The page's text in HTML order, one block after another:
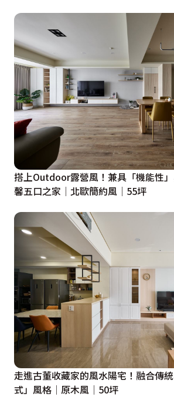
搭上Outdoor露營風！兼具「機能性
馨五口之家│北歐簡約風│55坪
走進古董收藏家的風水陽宅！融合傳
式」風格│原木風│50坪